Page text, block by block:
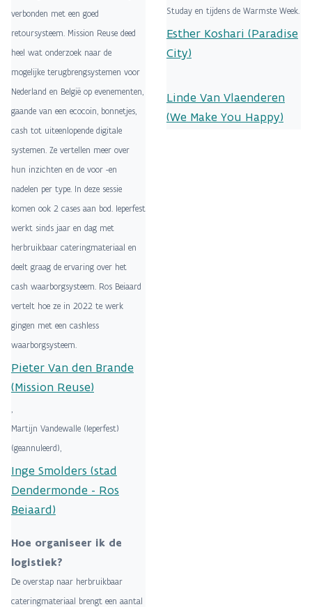
verbonden met een goed
retoursysteem. Mission Reuse deed
heel wat onderzoek naar de
mogelijke terugbrengsystemen voor
Nederland en België op evenementen,
gaande van een ecocoin, bonnetjes,
cash tot uiteenlopende digitale
systemen. Ze vertellen meer over
hun inzichten en de voor -en
nadelen per type. In deze sessie
komen ook 2 cases aan bod. Ieperfest
werkt sinds jaar en dag met
herbruikbaar cateringmateriaal en
deelt graag de ervaring over het
cash waarborgsysteem. Ros Beiaard
vertelt hoe ze in 2022 te werk
gingen met een cashless
waarborgsysteem.
Pieter Van den Brande
(Mission Reuse)
Martijn Vandewalle (Ieperfest)
(geannuleerd),
Inge Smolders (stad
Dendermonde - Ros
Beiaard)
Hoe organiseer ik de
logistiek?
De overstap naar herbruikbaar
cateringmateriaal brengt een aantal
Studay en tijdens de Warmste Week.
Esther Koshari (Paradise
City)
Linde Van Vlaenderen
(We Make You Happy)